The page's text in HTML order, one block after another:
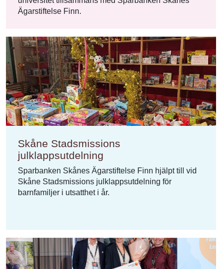
Ägarstiftelse Finn.
Skåne Stadsmissions
julklappsutdelning
Sparbanken Skånes Ägarstiftelse Finn hjälpt till vid
Skåne Stadsmissions julklappsutdelning för
barnfamiljer i utsatthet i år.